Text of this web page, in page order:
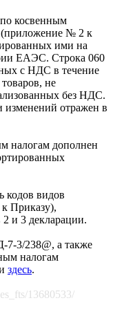
косвенным
(приложение № 2 к
ими на
ЕАЭС. Строка 060
с НДС в течение
не
без НДС.
изменений отражен в
налогам дополнен
кодов видов
Приказу),
и 3 декларации.
3/238@, а также
налогам
здесь.
13680533/